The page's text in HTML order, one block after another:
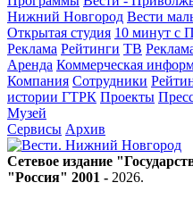
Нижний Новгород Вести
Открытая студия 10 минут с
Реклама Рейтинги ТВ
Аренда Коммерческая
Компания Сотрудники
истории ГТРК Проекты
Музей
Сервисы Архив
Сетевое издание
"Россия" 2001 - 2026.